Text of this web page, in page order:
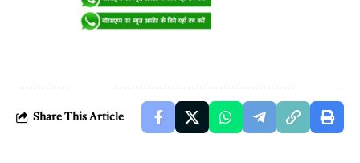
Share This Article